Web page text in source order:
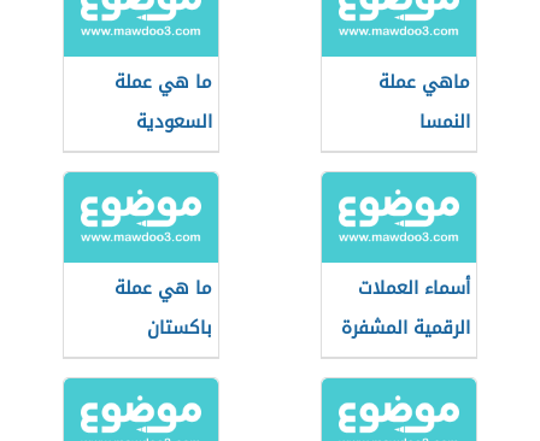
ماهي عملة
النمسا
ما هي عملة
السعودية
أسماء العملات
الرقمية المشفرة
ما هي عملة
باكستان